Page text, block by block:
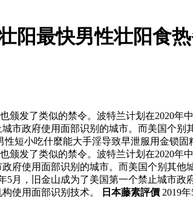
阳最快男性壮阳食
发了类似的禁令。波特兰计划在2020年
市政府使用面部识别的城市。而美国个别
性短小吃什麼能大手淫导致早泄服用金锁
发了类似的禁令。波特兰计划在2020年
府使用面部识别的城市。而美国个别其他
5月，旧金山成为了美国第一个禁止城市
使用面部识别技术。
日本藤素評價 2019